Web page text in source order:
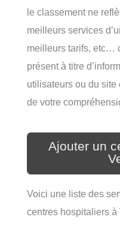
le classement ne
meilleurs services
meilleurs tarifs, etc…
présent à titre
utilisateurs ou du site
de votre
Ajouter un
Voici une liste des
centres hospitaliers à